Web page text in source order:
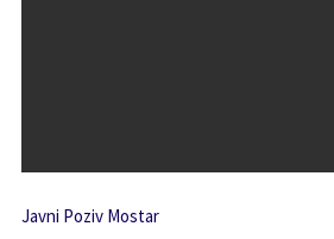
Javni Poziv Mostar